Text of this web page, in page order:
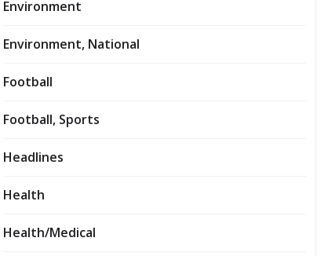
Environment
Environment, National
Football
Football, Sports
Headlines
Health
Health/Medical